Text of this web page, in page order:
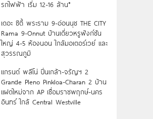
รถไฟฟ้า เริ่ม 12-16 ล้าน*
เดอะ ซิตี้ พระราม 9-อ่อนนุช THE CITY
Rama 9-Onnut บ้านเดี่ยวหรูฟังก์ชัน
ใหญ่ 4-5 ห้องนอน ใกล้มอเตอร์เวย์ และ
สุวรรณภูมิ
แกรนด์ พลีโน่ ปิ่นเกล้า-จรัญฯ 2
Grande Pleno Pinkloa-Charan 2 บ้าน
แฝดใหม่จาก AP เชื่อมราชพฤกษ์-นคร
อินทร์ ใกล้ Central Westville